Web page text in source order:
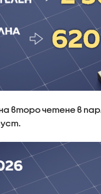
второ четене в